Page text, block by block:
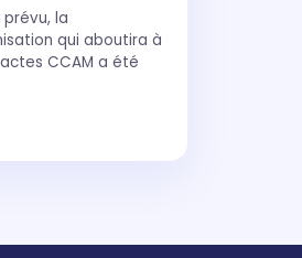
la
qui aboutira à
CCAM a été